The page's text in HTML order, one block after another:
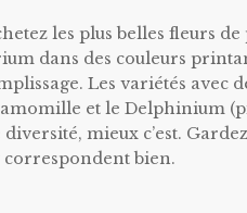
les plus belles fleurs
dans des couleurs
Les variétés avec
et le Delphinium
mieux c’est.
correspondent bien.